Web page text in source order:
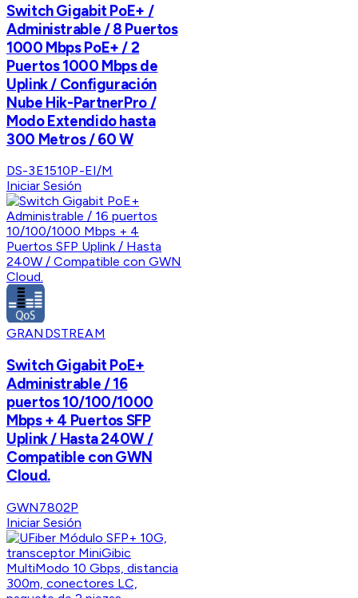
Switch Gigabit PoE+ /
Administrable / 8 Puertos
1000 Mbps PoE+ / 2
Puertos 1000 Mbps de
Uplink / Configuración
Nube Hik-PartnerPro /
Modo Extendido hasta
300 Metros / 60 W
DS-3E1510P-EI/M
Iniciar Sesión
GRANDSTREAM
Switch Gigabit PoE+
Administrable / 16
puertos 10/100/1000
Mbps + 4 Puertos SFP
Uplink / Hasta 240W /
Compatible con GWN
Cloud.
GWN7802P
Iniciar Sesión